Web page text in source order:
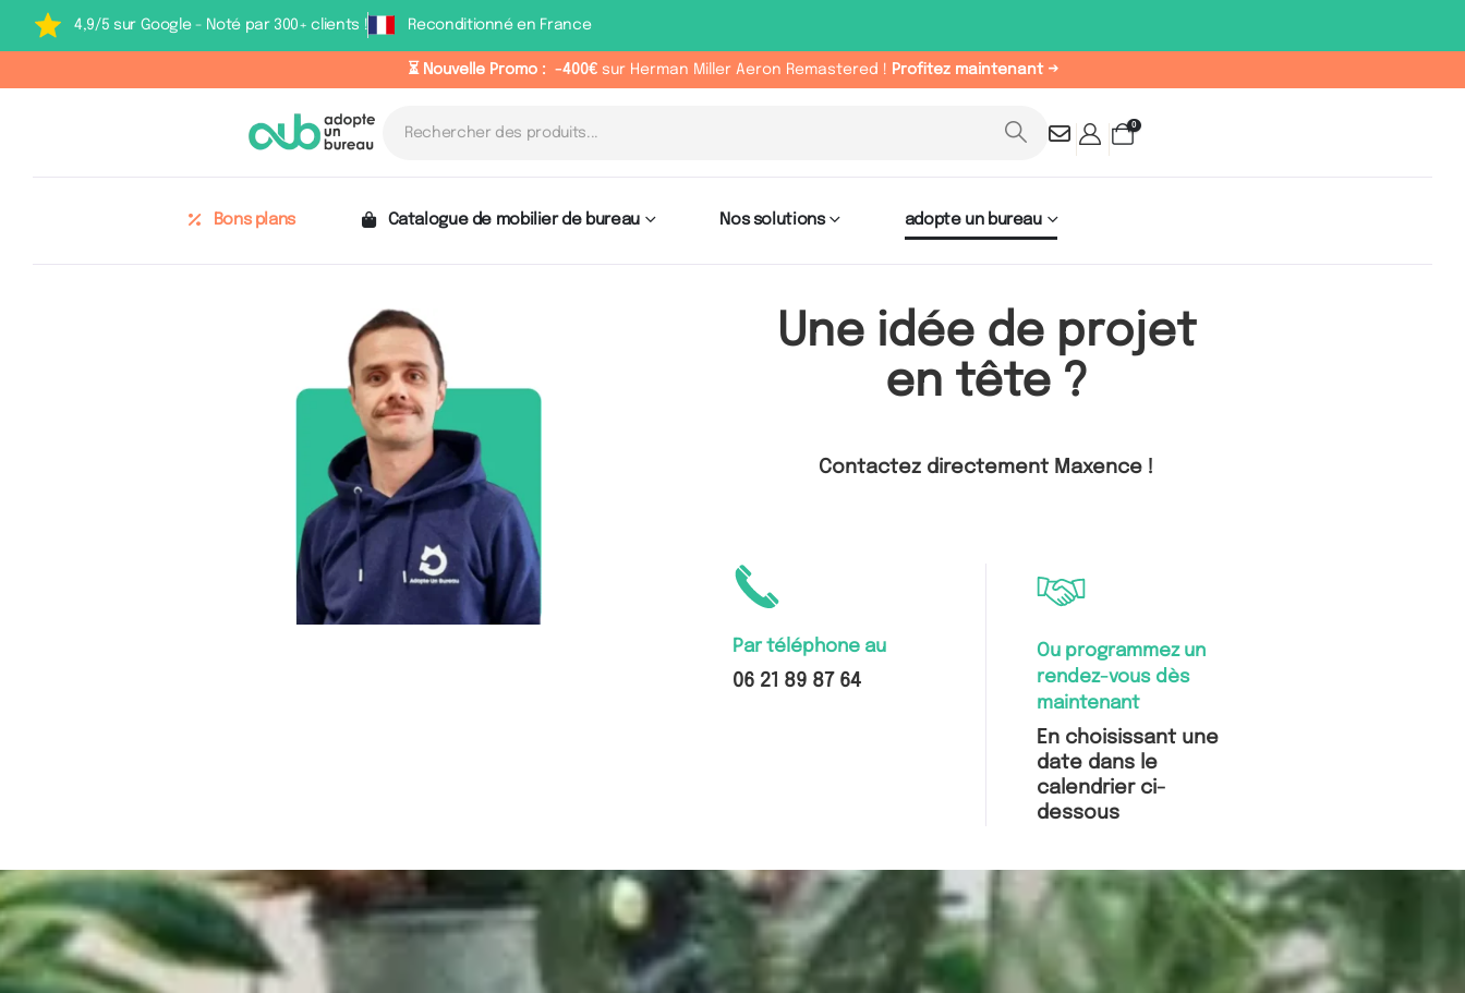
4,9/5 sur Google - Noté par 300+ clients ! Reconditionné en France
⏳ Nouvelle Promo : -400€sur Herman Miller Aeron Remastered ! Profitez maintenant →
0
Bons plans Catalogue de mobilier de bureau Nos solutions adopte un bureau
Une idée de projet
en tête ?
Contactez directement Maxence !
Par téléphone au
06 21 89 87 64
Ou programmez un
rendez-vous dès
maintenant
En choisissant une
date dans le
calendrier ci-
dessous